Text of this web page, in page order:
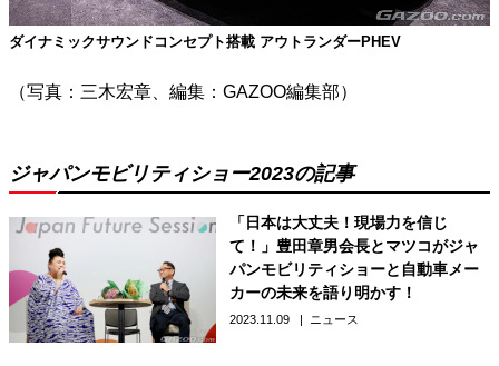
ダイナミックサウンドコンセプト搭載 アウトランダーPHEV
（写真：三木宏章、編集：GAZOO編集部）
ジャパンモビリティショー2023の記事
「日本は大丈夫！現場力を信じ
て！」豊田章男会長とマツコがジャ
パンモビリティショーと自動車メー
カーの未来を語り明かす！
2023.11.09 ニュース